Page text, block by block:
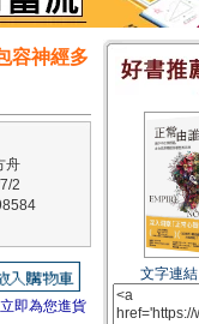
容神經多
舟
2
即為您進貨
文字連結